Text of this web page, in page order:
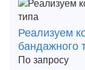
Реализуем
бандажного
По запросу